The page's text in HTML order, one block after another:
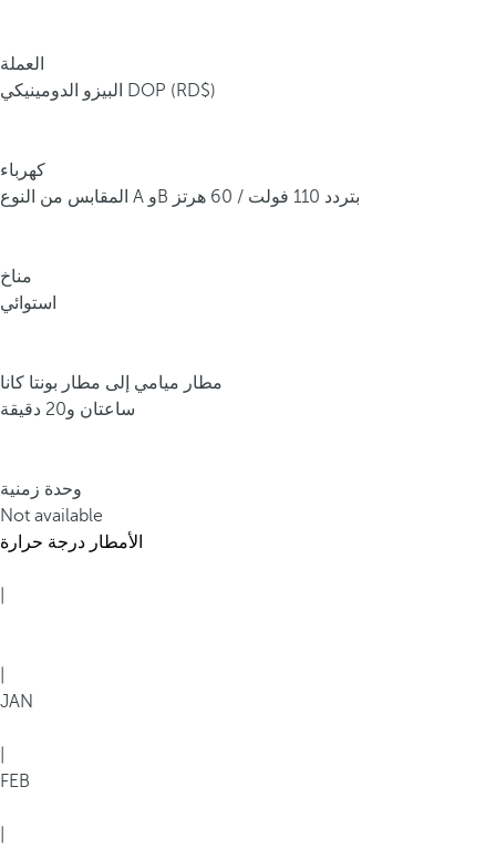
العملة
البيزو الدومينيكي DOP (RD$)
كهرباء
المقابس من النوع A وB بتردد 110 فولت / 60 هرتز
مناخ
استوائي
مطار ميامي إلى مطار بونتا كانا
ساعتان و20 دقيقة
وحدة زمنية
Not available
درجة حرارة الأمطار
JAN
FEB